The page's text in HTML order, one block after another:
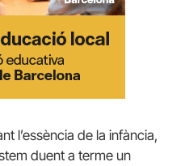
l’essència de la infància,
duent a terme un